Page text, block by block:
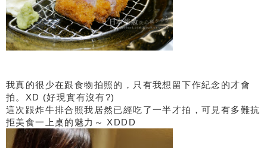
我真的很少在跟食物拍照的，只有我想留下作紀念的才會
拍。XD (好現實有沒有?)
這次跟炸牛排合照我居然已經吃了一半才拍，可見有多難抗
拒美食一上桌的魅力～ XDDD